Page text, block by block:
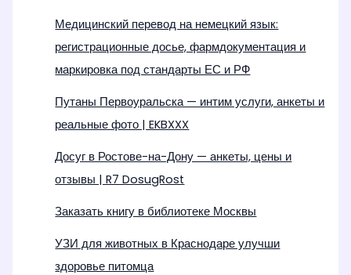
Медицинский перевод на немецкий язык:
регистрационные досье, фармдокументация и
маркировка под стандарты ЕС и РФ
Путаны Первоуральска — интим услуги, анкеты и
реальные фото | EKBXXX
Досуг в Ростове-на-Дону — анкеты, цены и
отзывы | R7 DosugRost
Заказать книгу в библиотеке Москвы
УЗИ для животных в Краснодаре улучши
здоровье питомца